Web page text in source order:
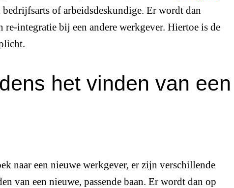
bedrijfsarts of arbeidsdeskundige. Er wordt dan
re-integratie bij een andere werkgever. Hiertoe is de
het vinden van een
naar een nieuwe werkgever, er zijn verschillende
van een nieuwe, passende baan. Er wordt dan op